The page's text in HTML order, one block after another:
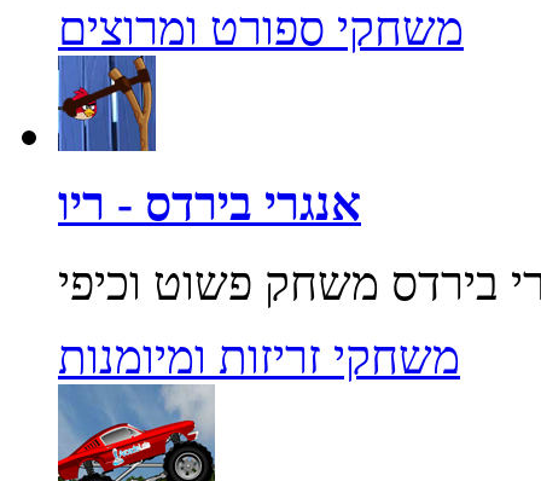
משחקי ספורט ומרוצים
אנגרי בירדס - ריו
משחקי זריזות ומיומנות